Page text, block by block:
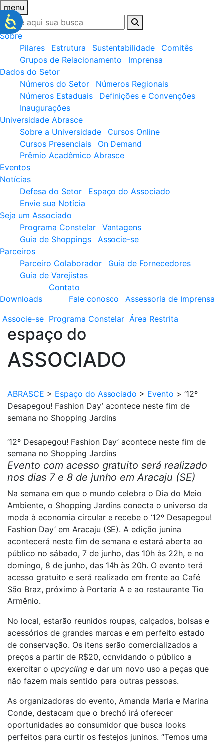
menu
Sobre
Pilares
Estrutura Sustentabilidade
Comitês
Grupos de Relacionamento
Imprensa
Dados do Setor
Números do Setor
Números Regionais
Números Estaduais
Definições e Convenções
Inaugurações
Universidade Abrasce
Sobre a Universidade
Cursos Online
Cursos Presenciais
On Demand
Prêmio Acadêmico Abrasce
Eventos
Notícias
Defesa do Setor
Espaço do Associado
Envie sua Notícia
Seja um Associado
Programa Constelar
Vantagens
Guia de Shoppings
Associe-se
Parceiros
Parceiro Colaborador
Guia de Fornecedores
Guia de Varejistas
Downloads
Contato
Fale conosco
Assessoria de Imprensa
Associe-se Programa Constelar Área Restrita
espaço do
ASSOCIADO
ABRASCE > Espaço do Associado > Evento > ‘12º
Desapegou! Fashion Day’ acontece neste fim de
semana no Shopping Jardins
‘12º Desapegou! Fashion Day’ acontece neste fim de
semana no Shopping Jardins
Evento com acesso gratuito será realizado
nos dias 7 e 8 de junho em Aracaju (SE)
Na semana em que o mundo celebra o Dia do Meio
Ambiente, o Shopping Jardins conecta o universo da
moda à economia circular e recebe o ‘12º Desapegou!
Fashion Day’ em Aracaju (SE). A edição junina
acontecerá neste fim de semana e estará aberta ao
público no sábado, 7 de junho, das 10h às 22h, e no
domingo, 8 de junho, das 14h às 20h. O evento terá
acesso gratuito e será realizado em frente ao Café
São Braz, próximo à Portaria A e ao restaurante Tio
Armênio.
No local, estarão reunidos roupas, calçados, bolsas e
acessórios de grandes marcas e em perfeito estado
de conservação. Os itens serão comercializados a
preços a partir de R$20, convidando o público a
exercitar o upcycling e dar um novo uso a peças que
não fazem mais sentido para outras pessoas.
As organizadoras do evento, Amanda Maria e Marina
Conde, destacam que o brechó irá oferecer
oportunidades ao consumidor que busca looks
perfeitos para curtir os festejos juninos. “Temos uma